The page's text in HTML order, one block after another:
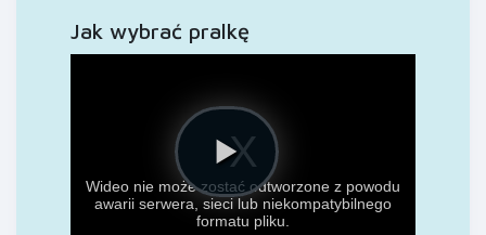
Jak wybrać pralkę